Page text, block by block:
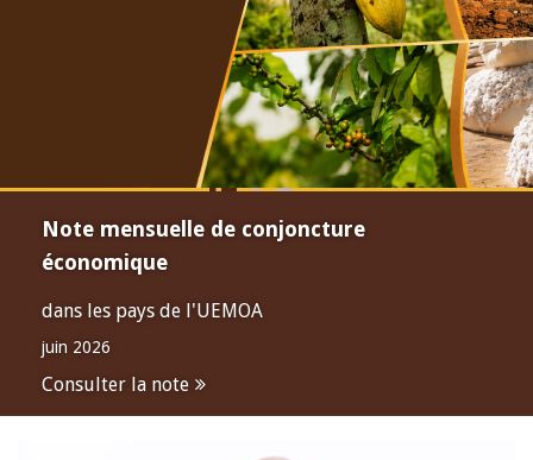
Note mensuelle de conjoncture
économique
dans les pays de l'UEMOA
juin 2026
Consulter la note